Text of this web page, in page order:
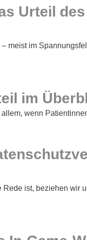
Urteil
meist im
im
wenn
ist, beziehen wir